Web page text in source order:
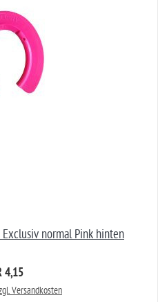
normal Pink hinten
4,15
Versandkosten